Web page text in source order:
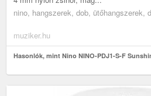
nino, hangszerek, dob, ütőhangszerek,
muziker.hu
Hasonlók, mint Nino NINO-PDJ1-S-F